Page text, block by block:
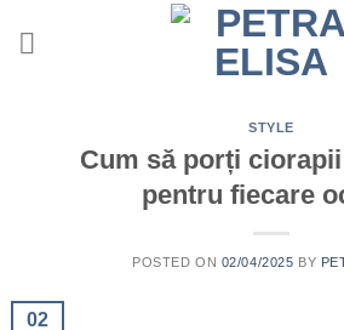
STYLE
Cum să porți
pentru fiecare
POSTED ON 02/04/2025 BY
02